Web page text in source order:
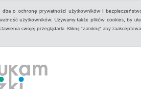
dba o ochronę prywatności użytkowników i
użytkowników. Używamy także plików cookies, by
swojej przeglądarki. Kliknij "Zamknij" aby